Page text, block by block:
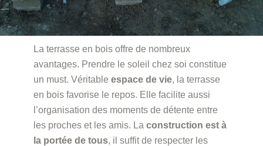
La terrasse en bois offre de nombreux
avantages. Prendre le soleil chez soi constitue
un must. Véritable espace de vie, la terrasse
en bois favorise le repos. Elle facilite aussi
l’organisation des moments de détente entre
les proches et les amis. La construction est à
la portée de tous, il suffit de respecter les